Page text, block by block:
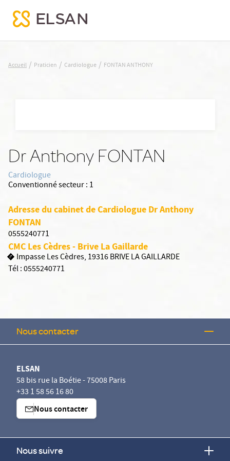
FONTAN ANTHONY
Accueil / Praticien / Cardiologue / FONTAN ANTHONY
Dr Anthony FONTAN
Cardiologue
Conventionné secteur : 1
Adresse du cabinet de Cardiologue Dr Anthony
FONTAN
0555240771
CMC Les Cèdres - Brive La Gaillarde
Impasse Les Cèdres, 19316 BRIVE LA GAILLARDE
Tél :0555240771
Nous contacter
ELSAN
58 bis rue la Boétie - 75008 Paris
+33 1 58 56 16 80
Nous contacter
Nous suivre